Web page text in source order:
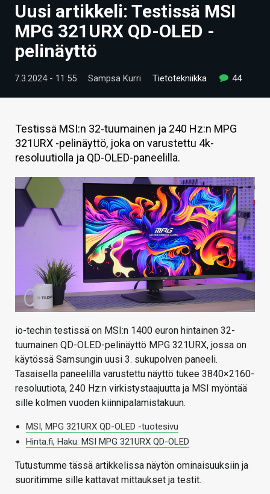
UUTISET
ARTIKKELIT
VIDEOT
TECHBBS
TIETOA
HINTA.FI
VAIHDA TEEMA
HAKU
Uusi artikkeli: Testissä MSI
MPG 321URX QD-OLED -
pelinäyttö
7.3.2024 - 11:55 Sampsa Kurri Tietotekniikka 44
Testissä MSI:n 32-tuumainen ja 240 Hz:n MPG
321URX -pelinäyttö, joka on varustettu 4k-
resoluutiolla ja QD-OLED-paneelilla.
io-techin testissä on MSI:n 1400 euron hintainen 32-
tuumainen QD-OLED-pelinäyttö MPG 321URX, jossa on
käytössä Samsungin uusi 3. sukupolven paneeli.
Tasaisella paneelilla varustettu näyttö tukee 3840×2160-
resoluutiota, 240 Hz:n virkistystaajuutta ja MSI myöntää
sille kolmen vuoden kiinnipalamistakuun.
MSI, MPG 321URX QD-OLED -tuotesivu
Hinta.fi, Haku: MSI MPG 321URX QD-OLED
Tutustumme tässä artikkelissa näytön ominaisuuksiin ja
suoritimme sille kattavat mittaukset ja testit.